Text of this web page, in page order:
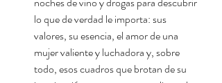
lo que de verdad le importa: sus
valores, su esencia, el amor de una
mujer valiente y luchadora y, sobre
todo, esos cuadros que brotan de su